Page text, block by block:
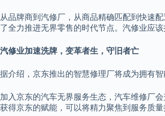
从品牌商到汽修厂，从商品精确匹配到快速
了全力推进无界零售的时代节点。汽修业应
汽修业加速洗牌，变革者生，守旧者亡
据介绍，京东推出的智慧修理厂将成为拥有
加入京东的汽车无界服务生态，汽车维修厂
获得京东的赋能，可以将精力聚焦到服务质